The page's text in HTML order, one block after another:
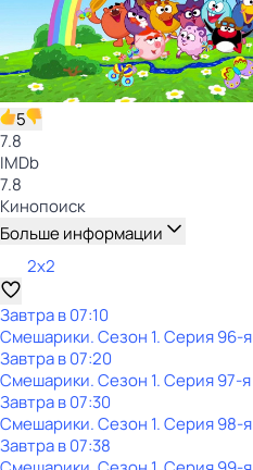
5
7.8
IMDb
7.8
Кинопоиск
Больше информации
2x2
Завтра в 07:10
Смешарики. Сезон 1. Серия 96-я
Завтра в 07:20
Смешарики. Сезон 1. Серия 97-я
Завтра в 07:30
Смешарики. Сезон 1. Серия 98-я
Завтра в 07:38